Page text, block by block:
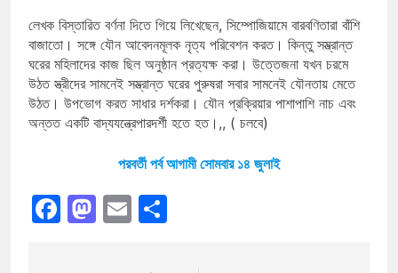
লেখক বিস্তারিত বর্ণনা দিতে গিয়ে লিখেছেন, সিম্পোজিয়ামে বারবণিতারা বাঁশি
বাজাতো। সঙ্গে যৌন আবেদনমূলক নৃত্য পরিবেশন করত। কিন্তু সম্ভ্রান্ত
ঘরের মহিলাদের কাজ ছিল অনুষ্ঠান প্রত্যক্ষ করা। উত্তেজনা যখন চরমে
উঠত স্ত্রীদের সামনেই সম্ভ্রান্ত ঘরের পুরুষরা সবার সামনেই যৌনতায় মেতে
উঠত। উপভোগ করত সাধার দর্শকরা। যৌন প্রক্রিয়ার পাশাপাশি নাচ এবং
অন্তত একটি বাদ্যযন্ত্রেপারদর্শী হতে হত।,, ( চলবে)
পরবর্তী পর্ব আগামী সোমবার ১৪ জুলাই
Facebook
Mastodon
Email